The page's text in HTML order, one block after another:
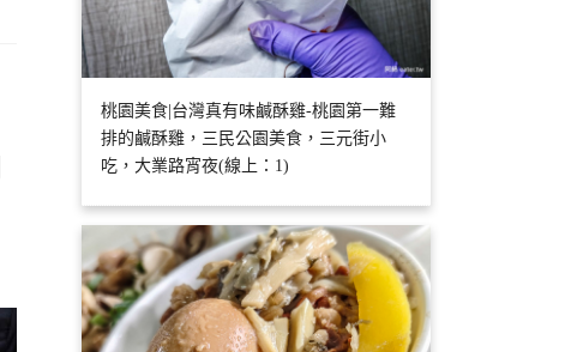
桃園美食|台灣真有味鹹酥雞-桃園第一難
排的鹹酥雞，三民公園美食，三元街小
吃，大業路宵夜(線上：1)